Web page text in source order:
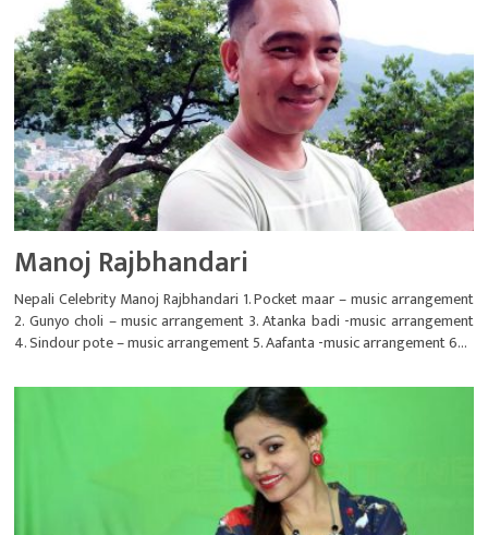
Manoj Rajbhandari
Nepali Celebrity Manoj Rajbhandari 1. Pocket maar – music arrangement
2. Gunyo choli – music arrangement 3. Atanka badi -music arrangement
4. Sindour pote – music arrangement 5. Aafanta -music arrangement 6...